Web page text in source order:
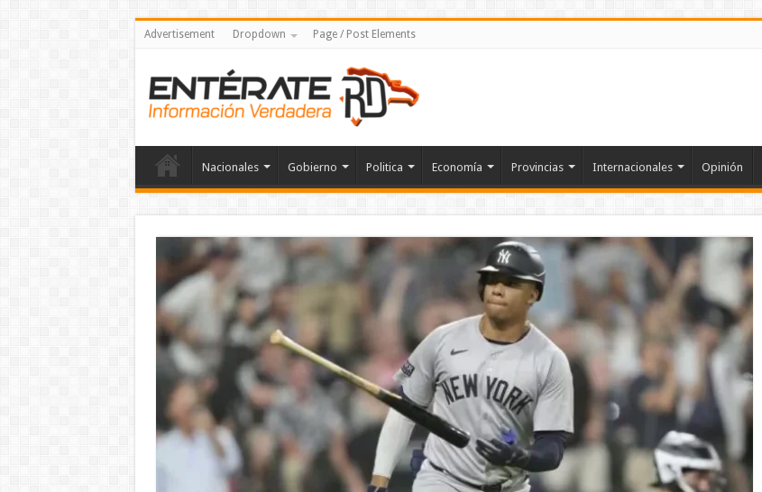
Advertisement Dropdown Page / Post Elements
Nacionales Gobierno Politica Economía Provincias Internacionales Opinión